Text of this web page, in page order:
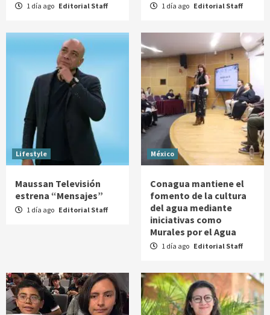
1 día ago Editorial Staff 1 día ago Editorial Staff
Lifestyle
Maussan Televisión
estrena “Mensajes”
1 día ago Editorial Staff
México
Conagua mantiene el
fomento de la cultura
del agua mediante
iniciativas como
Murales por el Agua
1 día ago Editorial Staff